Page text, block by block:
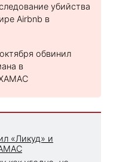
убийства
Airbnb в
обвинил
в
«Ликуд» и